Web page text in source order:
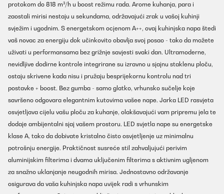
protokom do 818 m³/h u boost režimu rada. Arome kuhanja, para i
zaostali mirisi nestaju u sekundama, održavajući zrak u vašoj kuhinji
svježim i ugodnim. S energetskom ocjenom A++, ovaj kuhinjska napa štedi
vaš novac za energiju dok učinkovito obavlja svoj posao - tako da možete
uživati u performansama bez grižnje savjesti svaki dan. Ultramoderne,
nevidljive dodirne kontrole integrirane su izravno u sjajnu staklenu ploču,
ostaju skrivene kada nisu i pružaju besprijekornu kontrolu nad tri
postavke + boost. Bez gumba - samo glatko, vrhunsko sučelje koje
savršeno odgovara elegantnim kutovima vašee nape. Jarka LED rasvjeta
osvjetljava cijelu vašu ploču za kuhanje, olakšavajući vam pripremu jela te
dodaje ambijentalni sjaj vašem prostoru. LED svjetla nape su energetske
klase A, tako da dobivate kristalno čisto osvjetljenje uz minimalnu
potrošnju energije. Praktičnost susreće stil zahvaljujući perivim
aluminijskim filterima i dvama uključenim filterima s aktivnim ugljenom
za snažno uklanjanje neugodnih mirisa. Jednostavno održavanje
osigurava da vaša kuhinjska napa uvijek radi s vrhunskim